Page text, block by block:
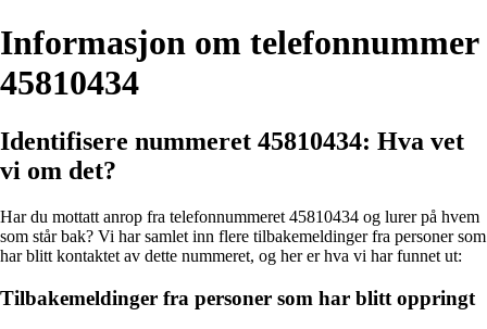
Informasjon om telefonnummer
45810434
Identifisere nummeret 45810434: Hva vet
vi om det?
Har du mottatt anrop fra telefonnummeret 45810434 og lurer på hvem
som står bak? Vi har samlet inn flere tilbakemeldinger fra personer som
har blitt kontaktet av dette nummeret, og her er hva vi har funnet ut:
Tilbakemeldinger fra personer som har blitt oppringt